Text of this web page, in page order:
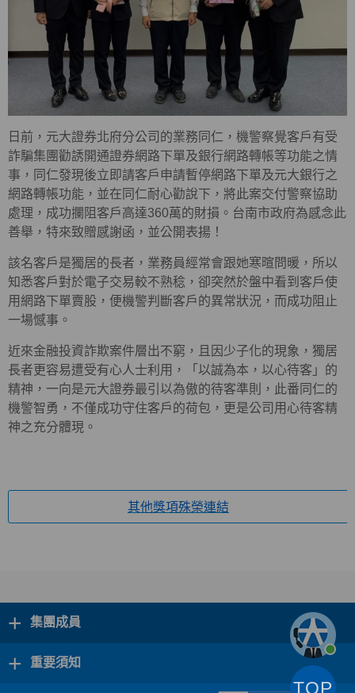
日前，元大證券北府分公司的業務同仁，機警察覺客戶有受
詐騙集團勸誘開通證券網路下單及銀行網路轉帳等功能之情
事，同仁發現後立即請客戶申請暫停網路下單及元大銀行之
網路轉帳功能，並在同仁耐心勸說下，將此案交付警察協助
處理，成功攔阻客戶高達360萬的財損。台南市政府為感念此
善舉，特來致贈感謝函，並公開表揚！
該名客戶是獨居的長者，業務員經常會跟她寒暄問暖，所以
知悉客戶對於電子交易較不熟稔，卻突然於盤中看到客戶使
用網路下單賣股，便機警判斷客戶的異常狀況，而成功阻止
一場憾事。
近來金融投資詐欺案件層出不窮，且因少子化的現象，獨居
長者更容易遭受有心人士利用，「以誠為本，以心待客」的
精神，一向是元大證券最引以為傲的待客準則，此番同仁的
機警智勇，不僅成功守住客戶的荷包，更是公司用心待客精
神之充分體現。
其他獎項殊榮連結
+ 集團成員
+ 重要須知
TOP